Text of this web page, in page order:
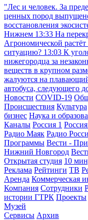
"Лес и человек. За
ценных пород
восстановления
Нижнем 13:33 На
Агрономической
ситуацию? 13:03 К
нижегородца за
веществ в крупном
жалуются на
автобуса, следующего
Новости COVID-19
Происшествия Культура
бизнес Наука и
Каналы Россия 1
Радио Маяк Радио
Программы Вести -
Нижний Новгород
Открытая студия 10
Реклама Рейтинги ТВ
Аренда Коммерческая
Компания Сотрудники
истории ГТРК Проекты
Музей
Сервисы Архив